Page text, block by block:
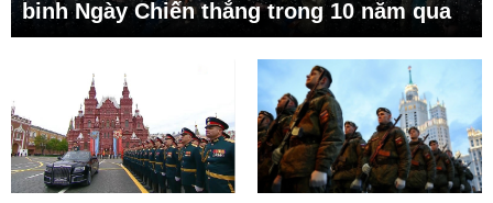
binh Ngày Chiến thắng trong 10 năm qua